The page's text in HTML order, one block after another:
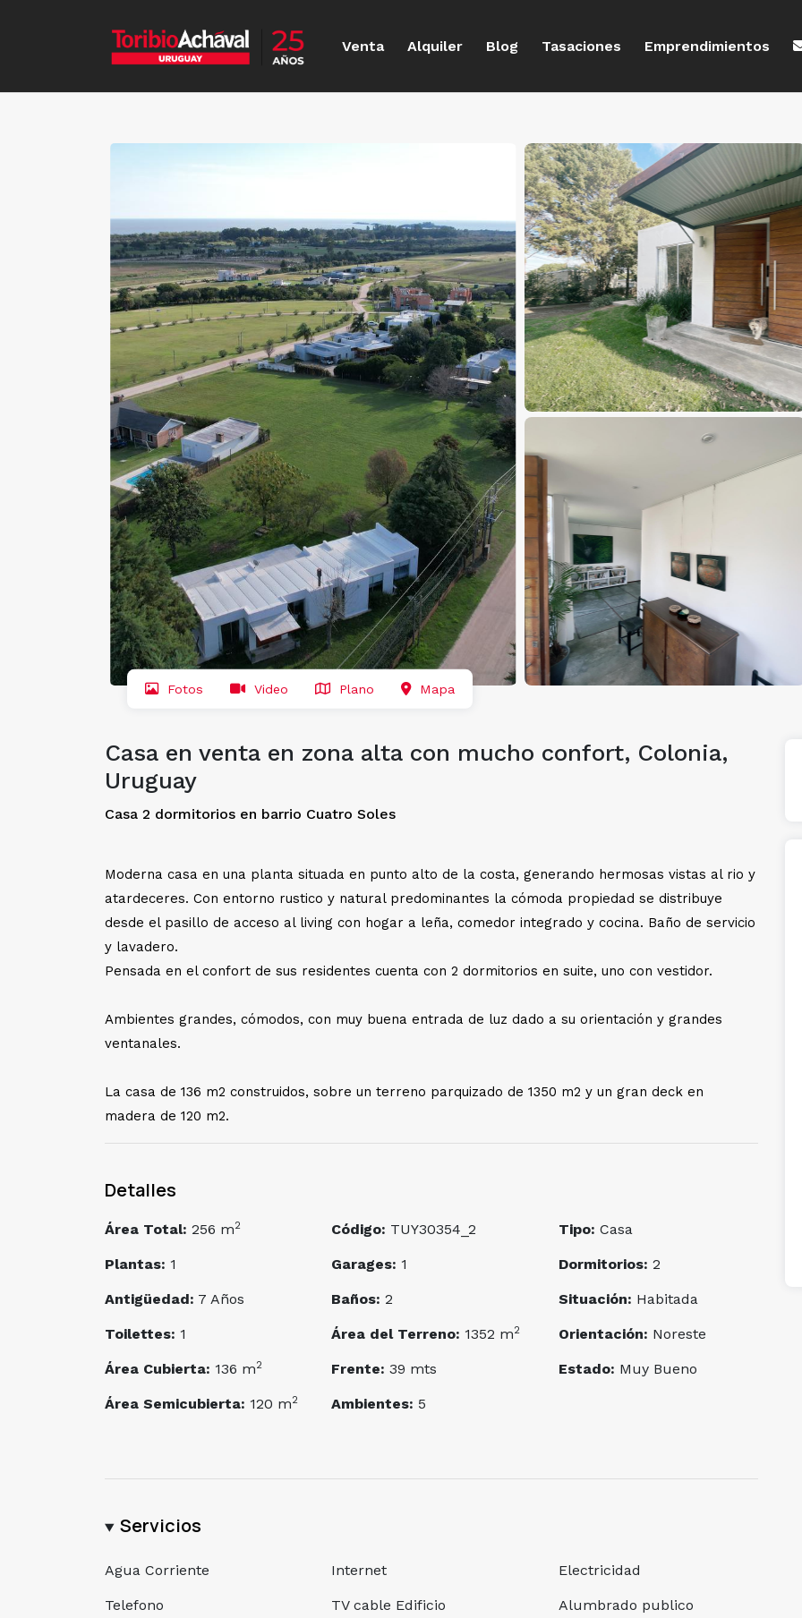
Venta Alquiler Blog Tasaciones Emprendimientos
Fotos Video Plano Mapa
Casa en venta en zona alta con mucho confort, Colonia,
Uruguay
Casa 2 dormitorios en barrio Cuatro Soles
Moderna casa en una planta situada en punto alto de la costa, generando hermosas vistas al rio y
atardeceres. Con entorno rustico y natural predominantes la cómoda propiedad se distribuye
desde el pasillo de acceso al living con hogar a leña, comedor integrado y cocina. Baño de servicio
y lavadero.
Pensada en el confort de sus residentes cuenta con 2 dormitorios en suite, uno con vestidor.
Ambientes grandes, cómodos, con muy buena entrada de luz dado a su orientación y grandes
ventanales.
La casa de 136 m2 construidos, sobre un terreno parquizado de 1350 m2 y un gran deck en
madera de 120 m2.
Detalles
Área Total: 256 m2 Código: TUY30354_2 Tipo: Casa
Plantas: 1 Garages: 1 Dormitorios: 2
Antigüedad: 7 Años Baños: 2 Situación: Habitada
Toilettes: 1 Área del Terreno: 1352 m2 Orientación: Noreste
Área Cubierta: 136 m2 Frente: 39 mts Estado: Muy Bueno
Área Semicubierta: 120 m2 Ambientes: 5
Servicios
Agua Corriente Internet Electricidad
Telefono TV cable Edificio Alumbrado publico